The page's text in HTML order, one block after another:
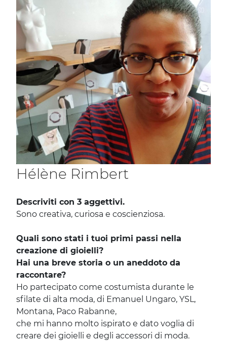
Hélène Rimbert
Descriviti con 3 aggettivi.
Sono creativa, curiosa e coscienziosa.
Quali sono stati i tuoi primi passi nella
creazione di gioielli?
Hai una breve storia o un aneddoto da
raccontare?
Ho partecipato come costumista durante le
sfilate di alta moda, di Emanuel Ungaro, YSL,
Montana, Paco Rabanne,
che mi hanno molto ispirato e dato voglia di
creare dei gioielli e degli accessori di moda.